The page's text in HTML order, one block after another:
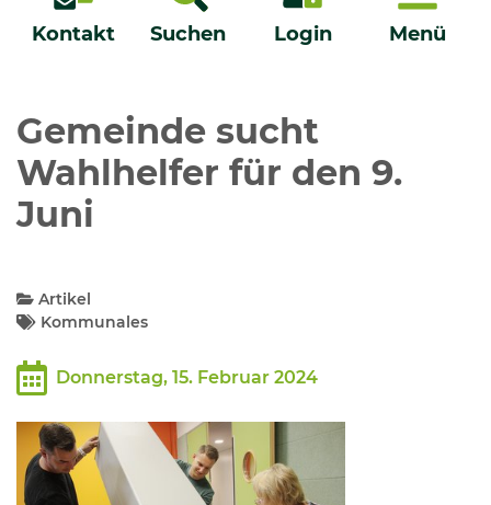
Kontakt Suchen Login Menü
Menü
Bürgerservice - Onlinedienste
Neuigkeiten
Kommunalpolitik
Bildung und Soziales
Wirtschaft, Bauen, Verkehr
Gemeinde sucht
Wahlhelfer für den 9.
Juni
Artikel
Kommunales
Donnerstag, 15. Februar 2024